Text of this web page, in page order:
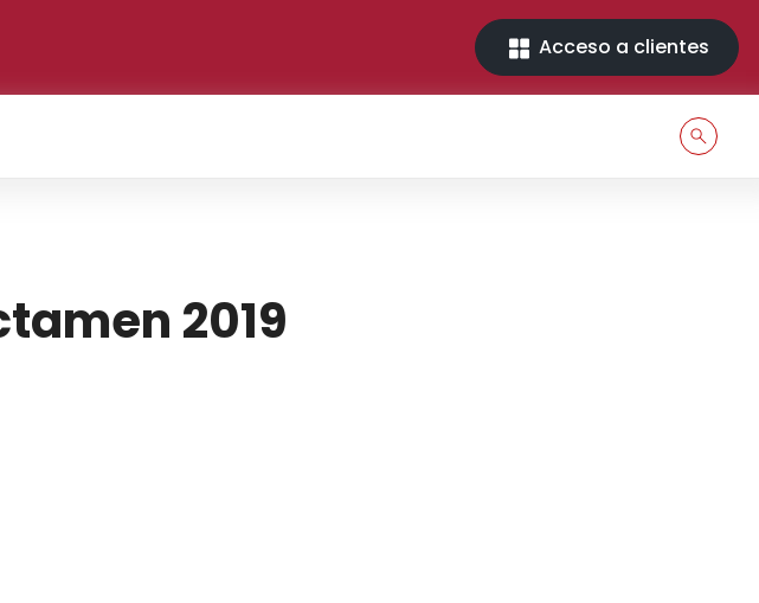
Acceso a clientes
2019